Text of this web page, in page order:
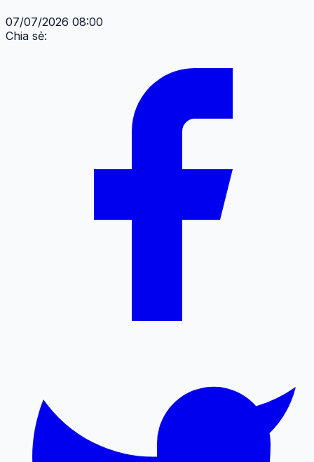
07/07/2026 08:00
Chia sẻ: